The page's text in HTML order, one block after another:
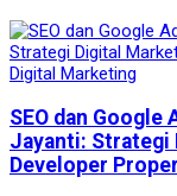
Digital Marketing
SEO dan Google
Jayanti: Strategi
Developer